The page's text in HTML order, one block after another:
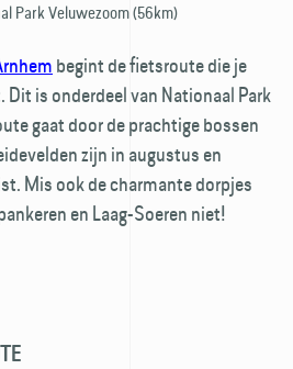
Park Veluwezoom (56km)
begint de fietsroute die je
Dit is onderdeel van Nationaal Park
gaat door de prachtige bossen
zijn in augustus en
Mis ook de charmante dorpjes
en Laag-Soeren niet!